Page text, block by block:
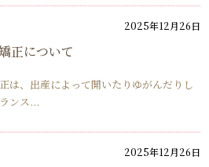
2025年12月26日
正について
は、出産によって開いたりゆがんだりし
ンス...
2025年12月26日